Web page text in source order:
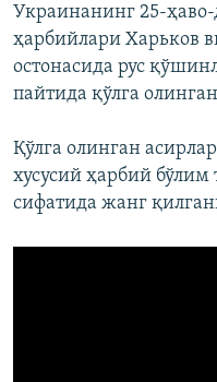
Украинанинг 25-ҳаво-
ҳарбийлари Харьков
остонасида рус
пайтида қўлга
Қўлга олинган
хусусий ҳарбий
сифатида жанг